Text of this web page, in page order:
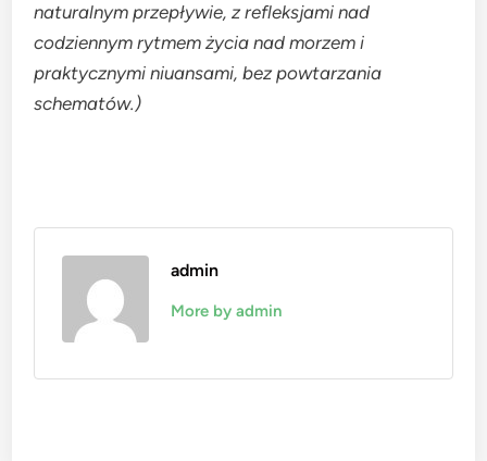
naturalnym przepływie, z refleksjami nad
codziennym rytmem życia nad morzem i
praktycznymi niuansami, bez powtarzania
schematów.)
admin
More by admin